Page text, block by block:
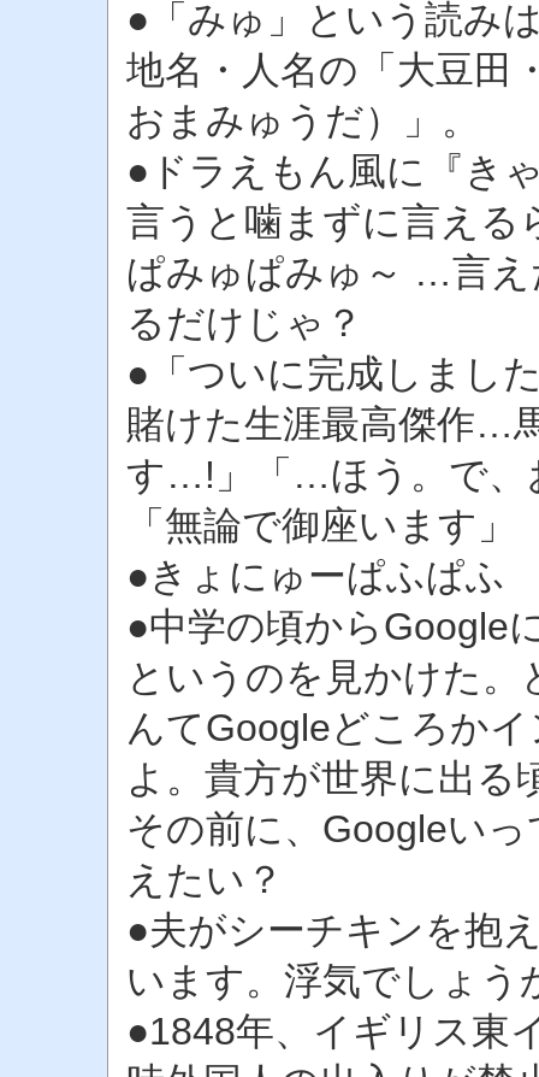
●「みゅ」という読み
地名・人名の「大豆田
おまみゅうだ）」。
●ドラえもん風に『き
言うと噛まずに言える
ぱみゅぱみゅ～ …言
るだけじゃ？
●「ついに完成しま
賭けた生涯最高傑作…
す…!」「…ほう。で、
「無論で御座います
●きょにゅーぱふぱふ
●中学の頃からGoogle
というのを見かけた
んてGoogleどころか
よ。貴方が世界に出る
その前に、Googleい
えたい？
●夫がシーチキンを抱
います。浮気でしょう
●1848年、イギリス東